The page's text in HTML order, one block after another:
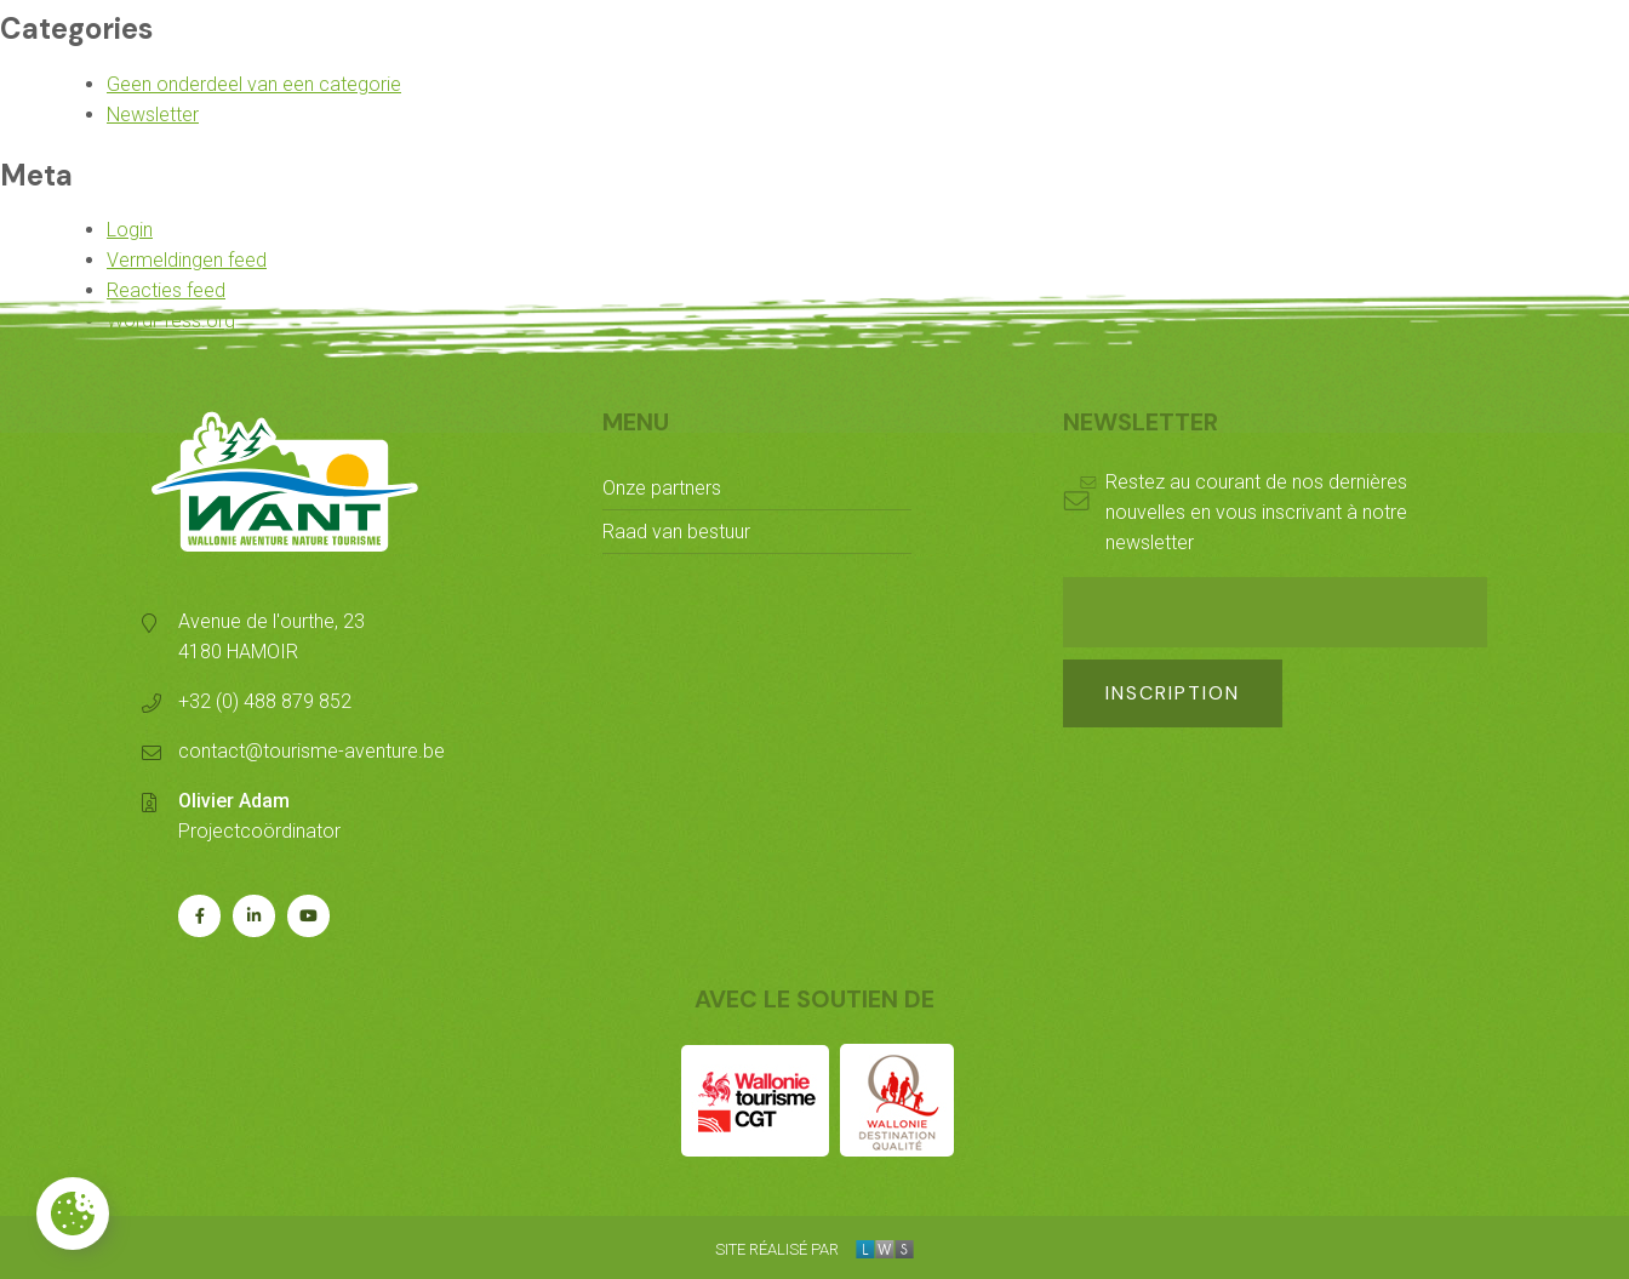
Categories
Geen onderdeel van een categorie
Newsletter
Meta
Login
Vermeldingen feed
Reacties feed
WordPress.org
Avenue de l'ourthe, 23
4180 HAMOIR
+32 (0) 488 879 852
contact@tourisme-aventure.be
Olivier Adam
Projectcoördinator
Rejoignez-Rejoignez-
Notre
MENU
Onze partners
Raad van bestuur
NEWSLETTER
Restez au courant de nos dernières
nouvelles en vous inscrivant à notre
newsletter
AVEC LE SOUTIEN DE
SITE RÉALISÉ PAR